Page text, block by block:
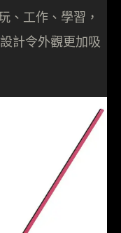
、工作、學習，
計令外觀更加吸